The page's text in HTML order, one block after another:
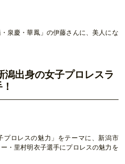
泉慶・華鳳」の伊藤さんに、美人にな
潟出身の女子プロレスラ
プロレスの魅力」をテーマに、新潟市
・里村明衣子選手にプロレスの魅力を